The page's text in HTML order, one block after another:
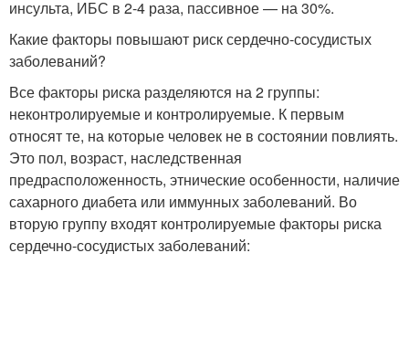
инсульта, ИБС в 2-4 раза, пассивное — на 30%.
Какие факторы повышают риск сердечно-сосудистых
заболеваний?
Все факторы риска разделяются на 2 группы:
неконтролируемые и контролируемые. К первым
относят те, на которые человек не в состоянии повлиять.
Это пол, возраст, наследственная
предрасположенность, этнические особенности, наличие
сахарного диабета или иммунных заболеваний. Во
вторую группу входят контролируемые факторы риска
сердечно-сосудистых заболеваний: